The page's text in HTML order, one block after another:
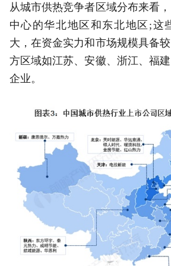
从城市供热竞争者区域分布来看
中心的华北地区和东北地区;这
大，在资金实力和市场规模具备
方区域如江苏、安徽、浙江、福
企业。